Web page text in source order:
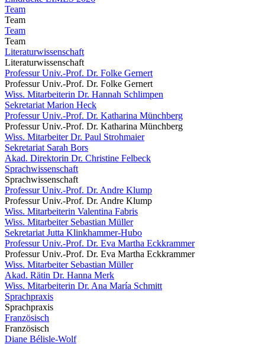
Team
Team
Team
Team
Literaturwissenschaft
Literaturwissenschaft
Professur Univ.-Prof. Dr. Folke Gernert
Professur Univ.-Prof. Dr. Folke Gernert
Wiss. Mitarbeiterin Dr. Hannah Schlimpen
Sekretariat Marion Heck
Professur Univ.-Prof. Dr. Katharina Münchberg
Professur Univ.-Prof. Dr. Katharina Münchberg
Wiss. Mitarbeiter Dr. Paul Strohmaier
Sekretariat Sarah Bors
Akad. Direktorin Dr. Christine Felbeck
Sprachwissenschaft
Sprachwissenschaft
Professur Univ.-Prof. Dr. Andre Klump
Professur Univ.-Prof. Dr. Andre Klump
Wiss. Mitarbeiterin Valentina Fabris
Wiss. Mitarbeiter Sebastian Müller
Sekretariat Jutta Klinkhammer-Hubo
Professur Univ.-Prof. Dr. Eva Martha Eckkrammer
Professur Univ.-Prof. Dr. Eva Martha Eckkrammer
Wiss. Mitarbeiter Sebastian Müller
Akad. Rätin Dr. Hanna Merk
Wiss. Mitarbeiterin Dr. Ana María Schmitt
Sprachpraxis
Sprachpraxis
Französisch
Französisch
Diane Bélisle-Wolf